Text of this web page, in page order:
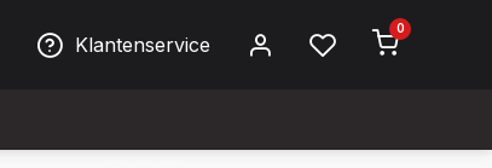
Klantenservice
0